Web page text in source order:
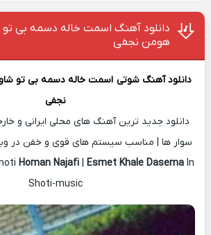
دانلود آهنگ اسمت خاله دسمه بی تو
هومن نجفی
دانلود آهنگ شوتی اسمت خاله دسمه بی تو
نجفی
دانلود جدید ترین آهنگ های محلی ایرانی و
سوار ها | مناسب سیستم های قوی و خفن در
Homan Najafi Esmet Khale Dasema In
Shoti-music